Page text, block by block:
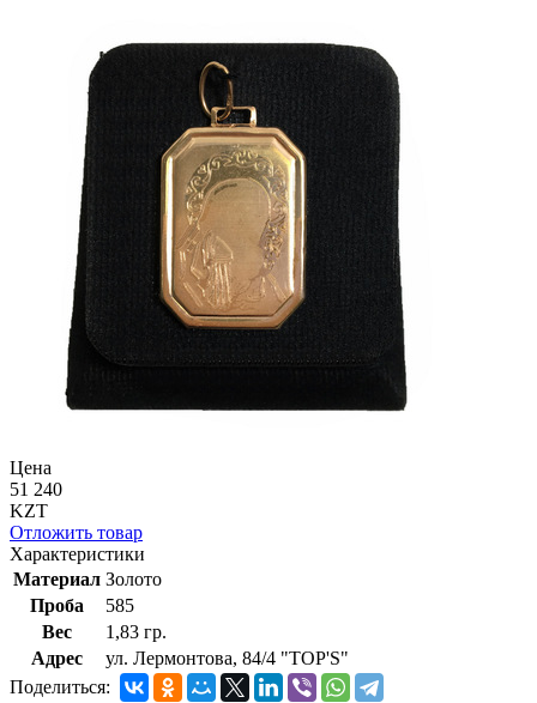
Цена
51 240
KZT
Отложить товар
Характеристики
Материал Золото
Проба
585
Вес
1,83 гр.
Адрес
ул. Лермонтова, 84/4 "TOP'S"
Поделиться: